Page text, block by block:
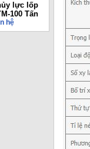
lực lốp
100 Tấn
hệ